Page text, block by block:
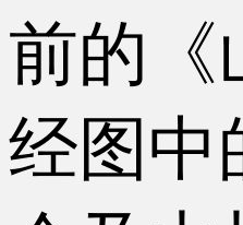
前的《
经图中